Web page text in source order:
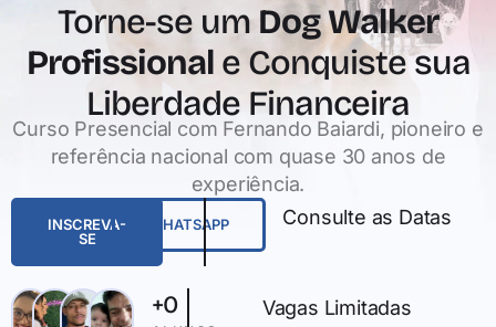
Torne-se umDog Walker
Profissional e Conquiste sua
Liberdade Financeira
Curso Presencial com Fernando Baiardi, pioneiro e
referência nacional com quase 30 anos de
experiência.
INSCREVA-
SE
WHATSAPP Consulte as Datas
+0 Vagas Limitadas